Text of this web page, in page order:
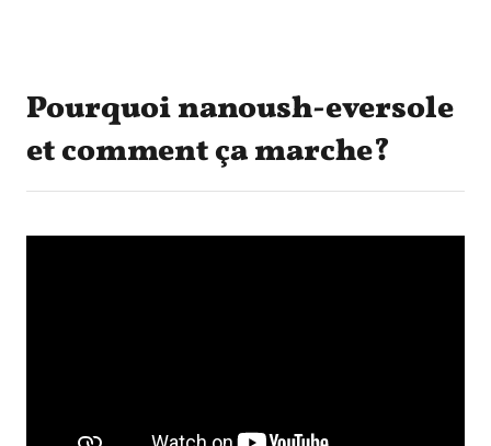
Pourquoi nanoush-eversole
et comment ça marche?